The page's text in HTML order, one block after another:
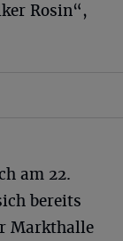
Rosin“,
am 22.
bereits
Markthalle